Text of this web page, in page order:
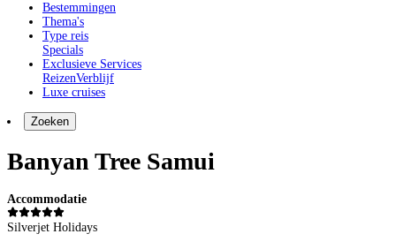
Bestemmingen
Thema's
Type reis
Specials
Exclusieve Services
ReizenVerblijf
Luxe cruises
Zoeken
Banyan Tree Samui
Accommodatie
Silverjet Holidays